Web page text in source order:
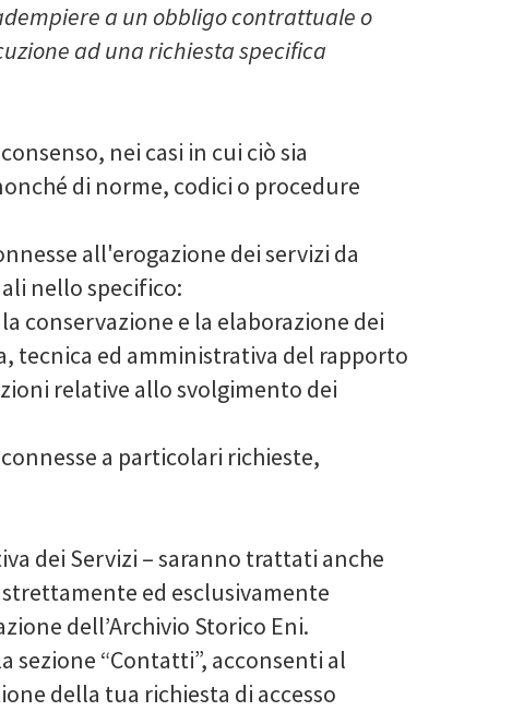
a un obbligo contrattuale o
ad una richiesta specifica
nei casi in cui ciò sia
di norme, codici o procedure
all'erogazione dei servizi da
nello specifico:
conservazione e la elaborazione dei
tecnica ed amministrativa del rapporto
relative allo svolgimento dei
a particolari richieste,
dei Servizi – saranno trattati anche
ed esclusivamente
dell’Archivio Storico Eni.
“Contatti”, acconsenti al
della tua richiesta di accesso